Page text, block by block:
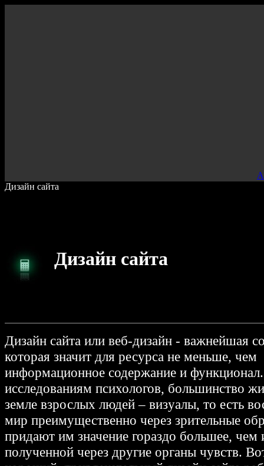
Дизайн сайта
Дизайн сайта
Дизайн сайта или веб-дизайн - важнейшая
которая значит для ресурса не меньше, чем
информационное содержание и
исследованиям психологов, большинство
земле взрослых людей – визуалы, то есть
мир преимущественно через зрительные
придают им значение гораздо большее,
полученной через другие органы чувств.